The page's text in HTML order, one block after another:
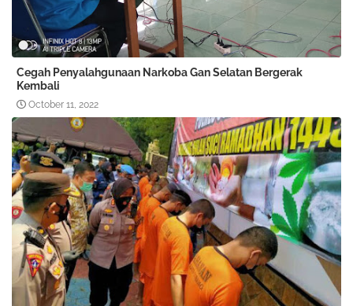
Cegah Penyalahgunaan Narkoba Gan Selatan Bergerak
Kembali
October 11, 2022